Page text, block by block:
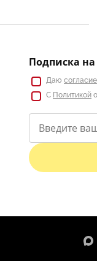
Подписка
Даю согласие
С Политикой